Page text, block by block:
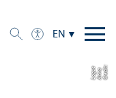
EN
C
r
e
dit:
A
n
n
aL
o
g
u
e